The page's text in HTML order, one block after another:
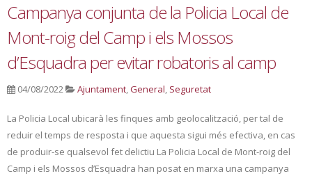
Campanya conjunta de la Policia Local de
Mont-roig del Camp i els Mossos
d’Esquadra per evitar robatoris al camp
04/08/2022 Ajuntament,General, Seguretat
La Policia Local ubicarà les finques amb geolocalització, per tal de
reduir el temps de resposta i que aquesta sigui més efectiva, en cas
de produir-se qualsevol fet delictiu La Policia Local de Mont-roig del
Camp i els Mossos d’Esquadra han posat en marxa una campanya